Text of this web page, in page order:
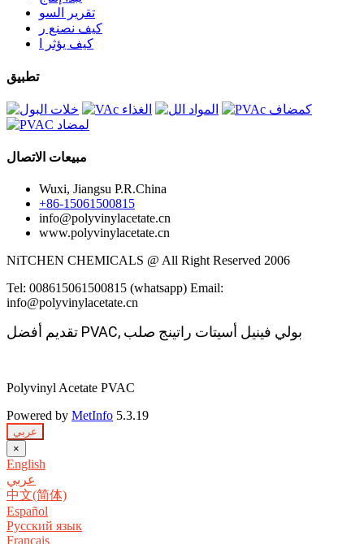
تقرير السو
كيف نصنع ر
كيف يؤثر ا
تطبيق
مبيعات الاتصال
Wuxi, Jiangsu P.R.China
+86-15061500815
info@polyvinylacetate.cn
www.polyvinylacetate.cn
NiTCHEN CHEMICALS @ All Right Reserved 2006
Tel: 008615061500815 (whatsapp) Email:
info@polyvinylacetate.cn
تقديم أفضل PVAC, بولي فينيل أسيتات راتينج صلب
Polyvinyl Acetate PVAC
Powered by MetInfo 5.3.19
عربي
×
English
عربي
中文(简体)
Español
Русский язык
Français